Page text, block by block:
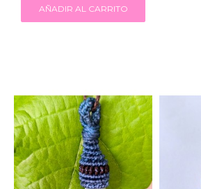
AÑADIR AL CARRITO